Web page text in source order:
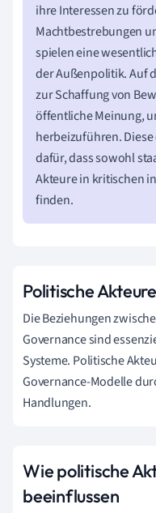
ihre Interessen zu
Machtbestrebungen
spielen eine
der Außenpolitik. Auf
zur Schaffung von
öffentliche Meinung,
herbeizuführen.
dafür, dass sowohl
Akteure in kritischen
finden.
Politische
Die Beziehungen
Governance sind
Systeme. Politische
Governance-Modelle
Handlungen.
Wie politische
beeinflussen